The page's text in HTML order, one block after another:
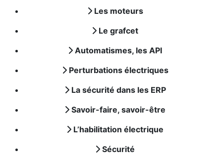
Les moteurs
Le grafcet
Automatismes, les API
Perturbations électriques
La sécurité dans les ERP
Savoir-faire, savoir-être
L’habilitation électrique
Sécurité